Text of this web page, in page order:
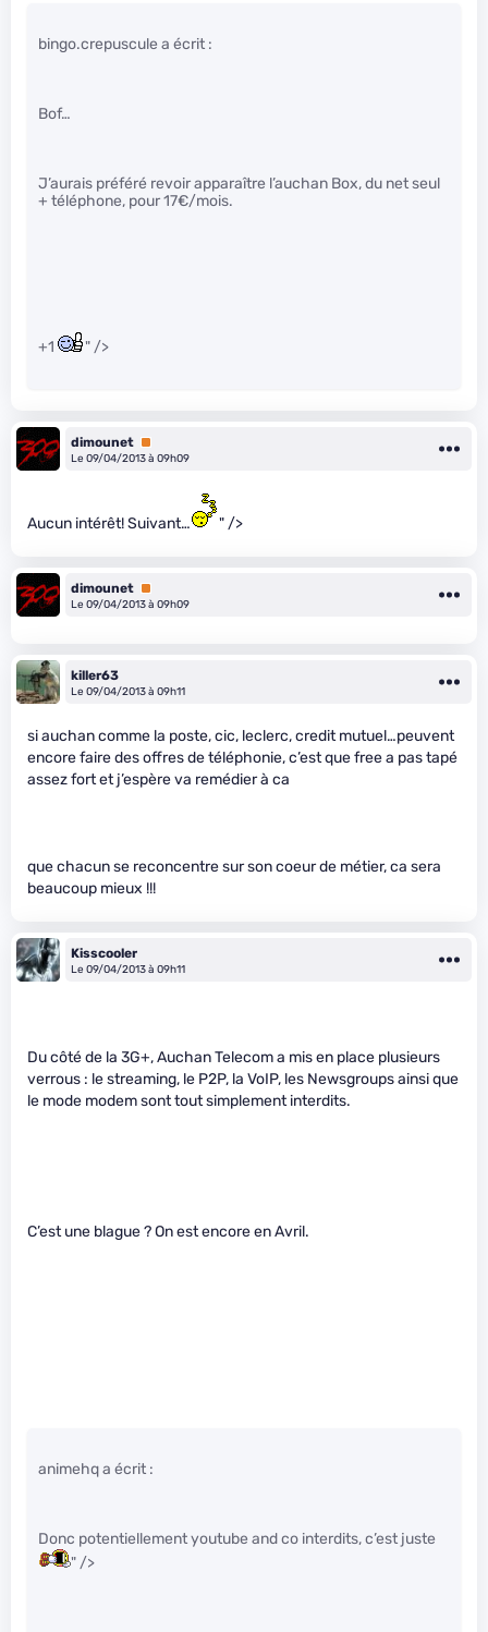
bingo.crepuscule a écrit :
Bof…
J’aurais préféré revoir apparaître l’auchan Box, du net seul
+ téléphone, pour 17€/mois.
+1 " />
dimounet Premium
Le 09/04/2013 à 09h09
Aucun intérêt! Suivant… " />
dimounet Premium
Le 09/04/2013 à 09h09
killer63
Le 09/04/2013 à 09h11
si auchan comme la poste, cic, leclerc, credit mutuel…peuvent
encore faire des offres de téléphonie, c’est que free a pas tapé
assez fort et j’espère va remédier à ca
que chacun se reconcentre sur son coeur de métier, ca sera
beaucoup mieux !!!
Kisscooler
Le 09/04/2013 à 09h11
Du côté de la 3G+, Auchan Telecom a mis en place plusieurs
verrous : le streaming, le P2P, la VoIP, les Newsgroups ainsi que
le mode modem sont tout simplement interdits.
C’est une blague ? On est encore en Avril.
animehq a écrit :
Donc potentiellement youtube and co interdits, c’est juste
" />